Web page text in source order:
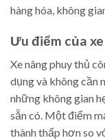
hàng hóa, không
Ưu điểm của
Xe nâng phuy thủ
dụng và không cần
những không gian
sẵn có. Một điểm
thành thấp hơn so